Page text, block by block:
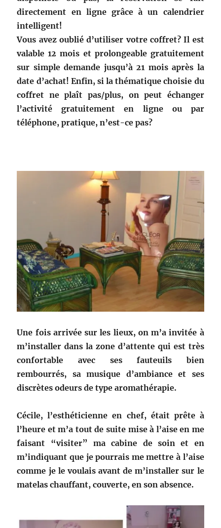
directement en ligne grâce à un calendrier
intelligent!
Vous avez oublié d’utiliser votre coffret? Il est
valable 12 mois et prolongeable gratuitement
sur simple demande jusqu’à 21 mois après la
date d’achat! Enfin, si la thématique choisie du
coffret ne plaît pas/plus, on peut échanger
l’activité gratuitement en ligne ou par
téléphone, pratique, n’est-ce pas?
Une fois arrivée sur les lieux, on m’a invitée à
m’installer dans la zone d’attente qui est très
confortable avec ses fauteuils bien
rembourrés, sa musique d’ambiance et ses
discrètes odeurs de type aromathérapie.
Cécile, l’esthéticienne en chef, était prête à
l’heure et m’a tout de suite mise à l’aise en me
faisant “visiter” ma cabine de soin et en
m’indiquant que je pourrais me mettre à l’aise
comme je le voulais avant de m’installer sur le
matelas chauffant, couverte, en son absence.